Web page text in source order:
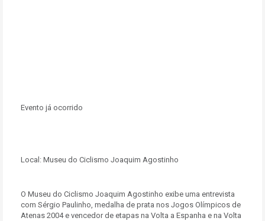
Evento já ocorrido
Local: Museu do Ciclismo Joaquim Agostinho
O Museu do Ciclismo Joaquim Agostinho exibe uma entrevista
com Sérgio Paulinho, medalha de prata nos Jogos Olímpicos de
Atenas 2004 e vencedor de etapas na Volta a Espanha e na Volta